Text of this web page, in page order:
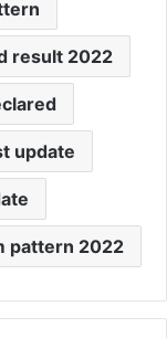
result 2022
update
pattern 2022